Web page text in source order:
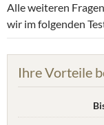
Alle weiteren
wir im folgenden
Ihre Vorteile